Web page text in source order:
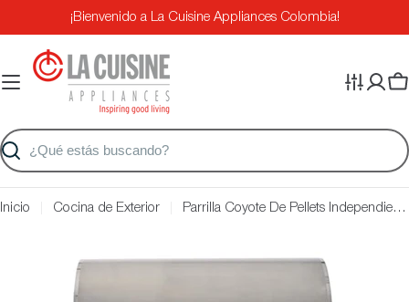
al
contenido
¡Bienvenido a La Cuisine Appliances Colombia!
Buscar
Inicio Cocina de Exterior Parrilla Coyote De Pellets Independiente 36'